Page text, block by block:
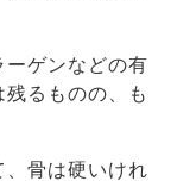
ーゲンなどの有
るものの、も
骨は硬いけれ